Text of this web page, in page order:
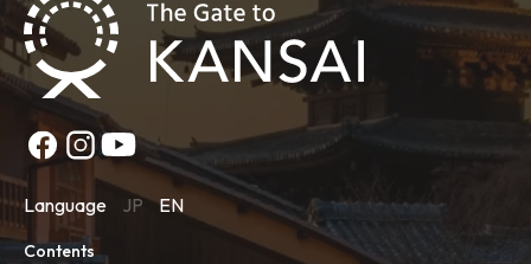
Language JP EN
Contents